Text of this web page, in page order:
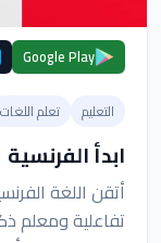
Google Play
التعليم تعلم اللغات
ابدأ الفرنسية
أتقن اللغة
تفاعلية ومعلم